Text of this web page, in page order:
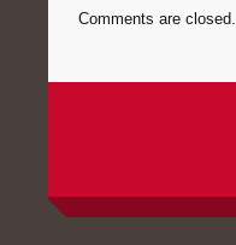
Comments are closed.